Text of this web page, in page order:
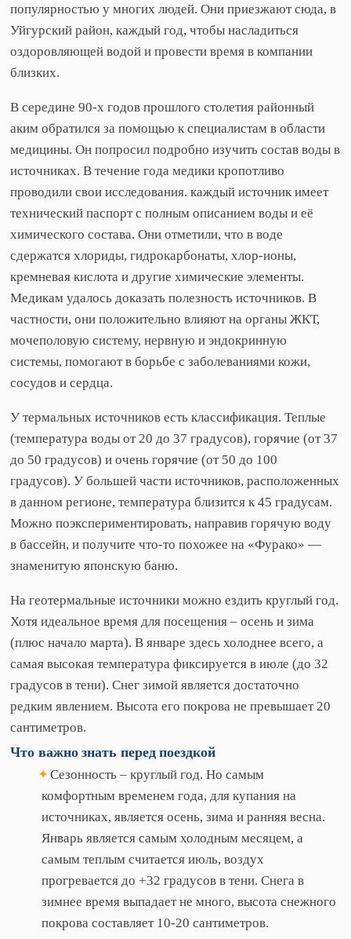
популярностью у многих людей. Они приезжают сюда, в
Уйгурский район, каждый год, чтобы насладиться
оздоровляющей водой и провести время в компании
близких.
В середине 90-х годов прошлого столетия районный
аким обратился за помощью к специалистам в области
медицины. Он попросил подробно изучить состав воды в
источниках. В течение года медики кропотливо
проводили свои исследования. каждый источник имеет
технический паспорт с полным описанием воды и её
химического состава. Они отметили, что в воде
сдержатся хлориды, гидрокарбонаты, хлор-ионы,
кремневая кислота и другие химические элементы.
Медикам удалось доказать полезность источников. В
частности, они положительно влияют на органы ЖКТ,
мочеполовую систему, нервную и эндокринную
системы, помогают в борьбе с заболеваниями кожи,
сосудов и сердца.
У термальных источников есть классификация. Теплые
(температура воды от 20 до 37 градусов), горячие (от 37
до 50 градусов) и очень горячие (от 50 до 100
градусов). У большей части источников, расположенных
в данном регионе, температура близится к 45 градусам.
Можно поэкспериментировать, направив горячую воду
в бассейн, и получите что-то похожее на «Фурако» —
знаменитую японскую баню.
На геотермальные источники можно ездить круглый год.
Хотя идеальное время для посещения – осень и зима
(плюс начало марта). В январе здесь холоднее всего, а
самая высокая температура фиксируется в июле (до 32
градусов в тени). Снег зимой является достаточно
редким явлением. Высота его покрова не превышает 20
сантиметров.
Что важно знать перед поездкой
Сезонность – круглый год. Но самым
комфортным временем года, для купания на
источниках, является осень, зима и ранняя весна.
Январь является самым холодным месяцем, а
самым теплым считается июль, воздух
прогревается до +32 градусов в тени. Снега в
зимнее время выпадает не много, высота снежного
покрова составляет 10-20 сантиметров.